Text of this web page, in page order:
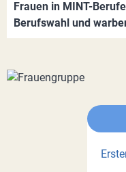
Frauen in MINT-
Berufswahl und